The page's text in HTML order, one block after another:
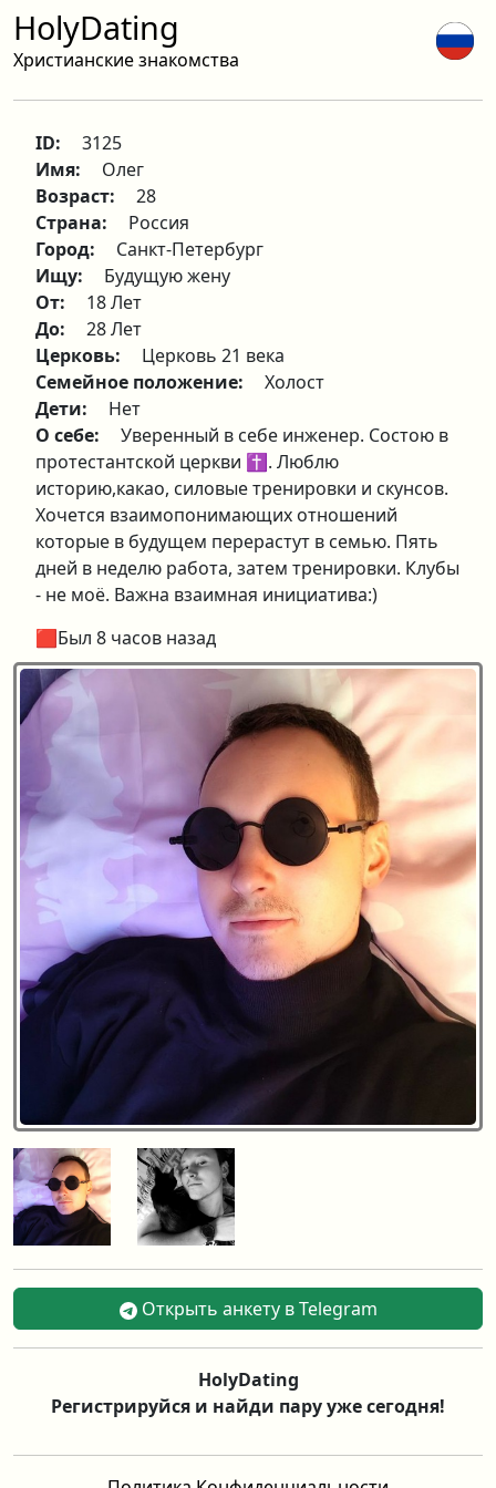
HolyDating
Христианские знакомства
ID:
3125
Имя:
Олег
Возраст:
28
Страна:
Россия
Город:
Санкт-Петербург
Ищу:
Будущую жену
От:
18 Лет
До:
28 Лет
Церковь:
Церковь 21 века
Семейное положение:
Холост
Дети:
Нет
О себе:
Уверенный в себе инженер. Состою в
протестантской церкви ✝️. Люблю
историю,какао, силовые тренировки и скунсов.
Хочется взаимопонимающих отношений
которые в будущем перерастут в семью. Пять
дней в неделю работа, затем тренировки. Клубы
- не моё. Важна взаимная инициатива:)
🟥Был 8 часов назад
Открыть анкету в Telegram
HolyDating
Регистрируйся и найди пару уже сегодня!